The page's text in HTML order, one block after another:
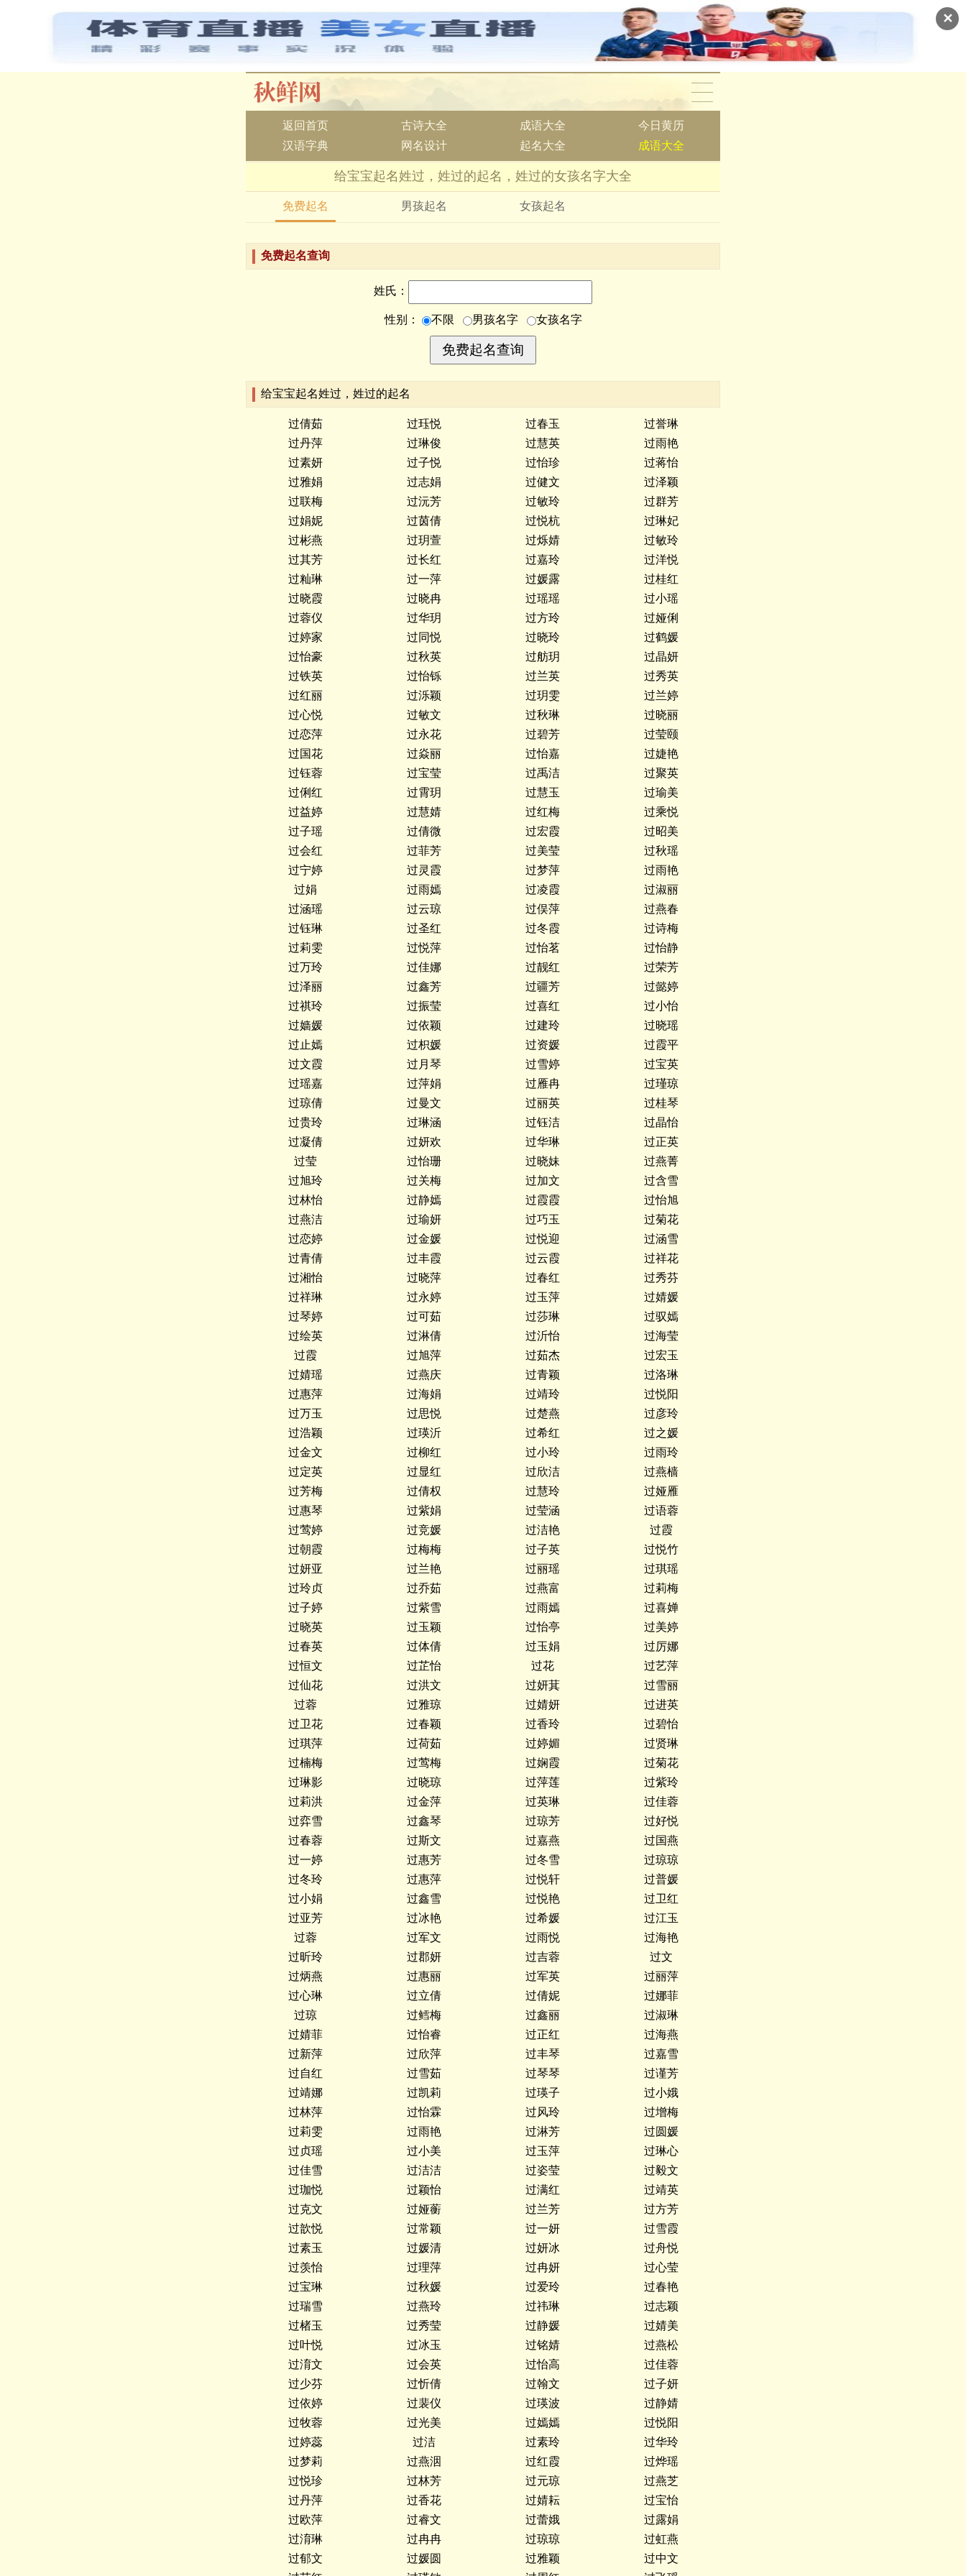
✕
返回首页 古诗大全 成语大全
今日黄历
汉语字典
网名设计 起名大全 成语大全
给宝宝起名姓过，姓过的起名，姓过的女孩名字大全
免费起名 男孩起名 女孩起名
免费起名查询
姓氏：
性别： 不限 男孩名字 女孩名字
给宝宝起名姓过，姓过的起名
过倩茹 过珏悦 过春玉
过誉琳
过丹萍
过琳俊 过慧英
过雨艳
过素妍
过子悦 过怡珍
过蒋怡
过雅娟
过志娟 过健文
过泽颖
过联梅
过沅芳 过敏玲
过群芳
过娟妮
过茵倩 过悦杭
过琳妃
过彬燕
过玥萱 过烁婧
过敏玲
过其芳
过长红 过嘉玲
过洋悦
过籼琳
过一萍 过媛露
过桂红
过晓霞
过晓冉 过瑶瑶
过小瑶
过蓉仪
过华玥 过方玲
过娅俐
过婷家
过同悦 过晓玲
过鹤媛
过怡豪
过秋英 过舫玥
过晶妍
过铁英
过怡铄 过兰英
过秀英
过红丽
过泺颖 过玥雯
过兰婷
过心悦
过敏文 过秋琳
过晓丽
过恋萍
过永花 过碧芳
过莹颐
过国花
过焱丽 过怡嘉
过婕艳
过钰蓉
过宝莹 过禹洁
过聚英
过俐红
过霄玥 过慧玉
过瑜美
过益婷
过慧婧 过红梅
过乘悦
过子瑶
过倩微 过宏霞
过昭美
过会红
过菲芳 过美莹
过秋瑶
过宁婷
过灵霞 过梦萍
过雨艳
过娟
过雨嫣 过凌霞
过淑丽
过涵瑶
过云琼 过俣萍
过燕春
过钰琳
过圣红 过冬霞
过诗梅
过莉雯
过悦萍 过怡茗
过怡静
过万玲
过佳娜 过靓红
过荣芳
过泽丽
过鑫芳 过疆芳
过懿婷
过祺玲
过振莹 过喜红
过小怡
过嫱媛
过依颖 过建玲
过晓瑶
过止嫣
过枳媛 过资媛
过霞平
过文霞
过月琴 过雪婷
过宝英
过瑶嘉
过萍娟 过雁冉
过瑾琼
过琼倩
过曼文 过丽英
过桂琴
过贵玲
过琳涵 过钰洁
过晶怡
过凝倩
过妍欢 过华琳
过正英
过莹
过怡珊 过晓妹
过燕菁
过旭玲
过关梅 过加文
过含雪
过林怡
过静嫣 过霞霞
过怡旭
过燕洁
过瑜妍 过巧玉
过菊花
过恋婷
过金媛 过悦迎
过涵雪
过青倩
过丰霞 过云霞
过祥花
过湘怡
过晓萍 过春红
过秀芬
过祥琳
过永婷 过玉萍
过婧媛
过琴婷
过可茹 过莎琳
过驭嫣
过绘英
过淋倩 过沂怡
过海莹
过霞
过旭萍 过茹杰
过宏玉
过婧瑶
过燕庆 过青颖
过洛琳
过惠萍
过海娟 过靖玲
过悦阳
过万玉
过思悦 过楚燕
过彦玲
过浩颖
过瑛沂 过希红
过之媛
过金文
过柳红 过小玲
过雨玲
过定英
过显红 过欣洁
过燕樯
过芳梅
过倩权 过慧玲
过娅雁
过惠琴
过紫娟 过莹涵
过语蓉
过莺婷
过竞媛 过洁艳
过霞
过朝霞
过梅梅 过子英
过悦竹
过妍亚
过兰艳 过丽瑶
过琪瑶
过玲贞
过乔茹 过燕富
过莉梅
过子婷
过紫雪 过雨嫣
过喜婵
过晓英
过玉颖 过怡亭
过美婷
过春英
过体倩 过玉娟
过厉娜
过恒文
过芷怡 过花
过艺萍
过仙花
过洪文 过妍萁
过雪丽
过蓉
过雅琼 过婧妍
过进英
过卫花
过春颖 过香玲
过碧怡
过琪萍
过荷茹 过婷媚
过贤琳
过楠梅
过莺梅 过娴霞
过菊花
过琳影
过晓琼 过萍莲
过紫玲
过莉洪
过金萍 过英琳
过佳蓉
过弈雪
过鑫琴 过琼芳
过好悦
过春蓉
过斯文 过嘉燕
过国燕
过一婷
过惠芳 过冬雪
过琼琼
过冬玲
过惠萍 过悦轩
过普媛
过小娟
过鑫雪 过悦艳
过卫红
过亚芳
过冰艳 过希媛
过江玉
过蓉
过军文 过雨悦
过海艳
过昕玲
过郡妍 过吉蓉
过文
过炳燕
过惠丽 过军英
过丽萍
过心琳
过立倩 过倩妮
过娜菲
过琼
过鳕梅 过鑫丽
过淑琳
过婧菲
过怡睿 过正红
过海燕
过新萍
过欣萍 过丰琴
过嘉雪
过自红
过雪茹 过琴琴
过谨芳
过靖娜
过凯莉 过瑛子
过小娥
过林萍
过怡霖 过风玲
过增梅
过莉雯
过雨艳 过淋芳
过圆媛
过贞瑶
过小美 过玉萍
过琳心
过佳雪
过洁洁 过姿莹
过毅文
过珈悦
过颖怡 过满红
过靖英
过克文
过娅蘅 过兰芳
过方芳
过歆悦
过常颖 过一妍
过雪霞
过素玉
过媛清 过妍冰
过舟悦
过羡怡
过理萍 过冉妍
过心莹
过宝琳
过秋媛 过爱玲
过春艳
过瑞雪
过燕玲 过祎琳
过志颖
过楮玉
过秀莹 过静媛
过婧美
过叶悦
过冰玉 过铭婧
过燕松
过淯文
过会英 过怡高
过佳蓉
过少芬
过忻倩 过翰文
过子妍
过依婷
过裴仪 过瑛波
过静婧
过牧蓉
过光美 过嫣嫣
过悦阳
过婷蕊
过洁 过素玲
过华玲
过梦莉
过燕洇 过红霞
过烨瑶
过悦珍
过林芳 过元琼
过燕芝
过丹萍
过香花 过婧耘
过宝怡
过欧萍
过睿文 过蕾娥
过露娟
过淯琳
过冉冉 过琼琼
过虹燕
过郁文
过媛圆 过雅颖
过中文